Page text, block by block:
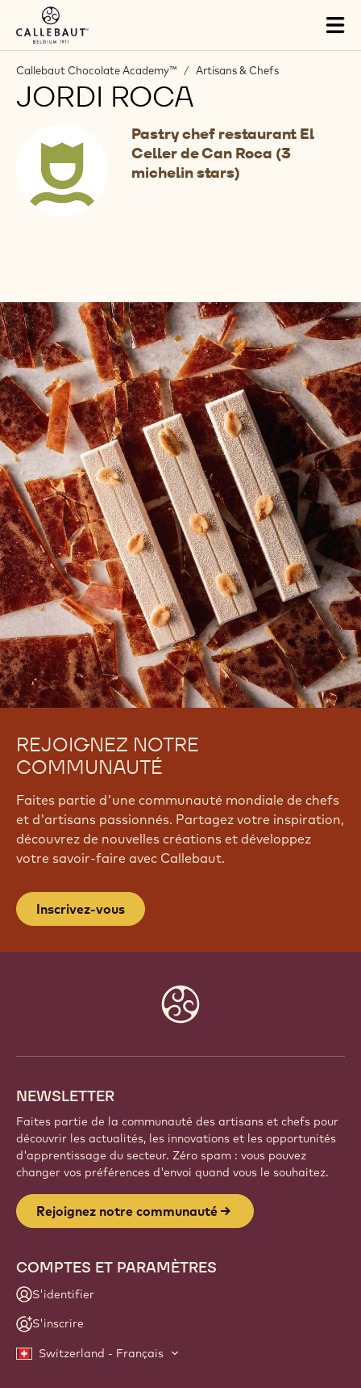
Skip to main content
Callebaut Chocolate Academy™ / Artisans & Chefs
JORDI ROCA
Pastry chef restaurant El
Celler de Can Roca (3
michelin stars)
REJOIGNEZ NOTRE
COMMUNAUTÉ
Faites partie d'une communauté mondiale de chefs
et d'artisans passionnés. Partagez votre inspiration,
découvrez de nouvelles créations et développez
votre savoir-faire avec Callebaut.
Inscrivez-vous
NEWSLETTER
Faites partie de la communauté des artisans et chefs pour
découvrir les actualités, les innovations et les opportunités
d'apprentissage du secteur. Zéro spam : vous pouvez
changer vos préférences d'envoi quand vous le souhaitez.
Rejoignez notre communauté
COMPTES ET PARAMÈTRES
S'identifier
S'inscrire
Switzerland - Français